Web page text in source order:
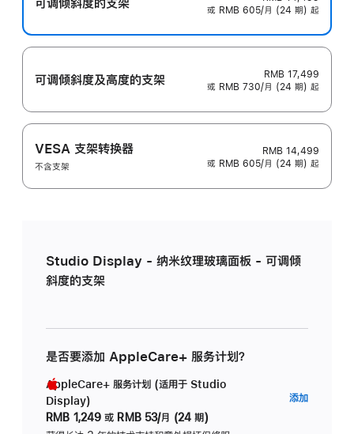
或 RMB 605/月 (24 期) 起
可调倾斜度及高‍度的支‍架
RMB 17,499
或 RMB 730/月 (24 期) 起
VESA 支架转换器
不含支架
RMB 14,499
或 RMB 605/月 (24 期) 起
Studio Display - 纳米纹理玻璃面板 - 可调倾
斜度的支架
是否要添加 AppleCare+ 服务计划？
AppleCare+ 服务计划 (适用于 Studio
Display)
RMB 1,249 或 RMB 53/月 (24 期)
添加